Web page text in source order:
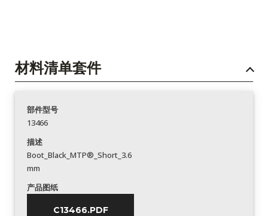
材料清单套件
部件型号
13466
描述
Boot_Black_MTP®_Short_3.6
mm
产品图纸
C13466.PDF